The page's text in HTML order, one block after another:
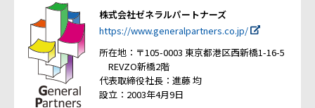
株式会社ゼネラルパートナーズ
https://www.generalpartners.co.jp/
所在地：〒105-0003 東京都港区西新橋1-16-5
REVZO新橋2階
代表取締役社長：進藤 均
設立：2003年4月9日